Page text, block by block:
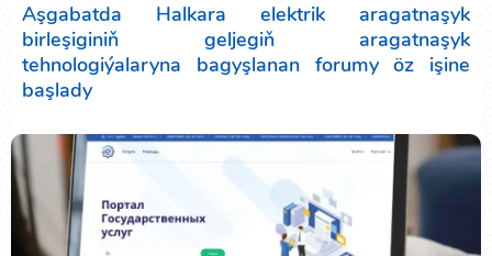
Aşgabatda Halkara elektrik aragatnaşyk
birleşiginiň geljegiň aragatnaşyk
tehnologiýalaryna bagyşlanan forumy öz işine
başlady